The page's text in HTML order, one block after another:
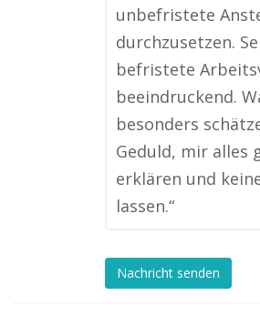
unbefristete
durchzusetzen.
befristete
beeindruckend.
besonders
Geduld, mir alles
erklären und
lassen.“
Nachricht senden